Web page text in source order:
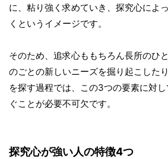
に、粘り強く求めていき、探究心によ
くというイメージです。
そのため、追求心ももちろん長所のひ
のごとの新しいニーズを掘り起こした
を探す過程では、この3つの要素に対
ぐことが必要不可欠です。
探究心が強い人の特徴4つ